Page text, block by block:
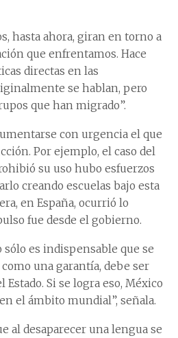
hasta ahora, giran en torno a
que enfrentamos. Hace
directas en las
se hablan, pero
que han migrado”.
con urgencia el que
Por ejemplo, el caso del
su uso hubo esfuerzos
creando escuelas bajo esta
en España, ocurrió lo
fue desde el gobierno.
sólo es indispensable que se
una garantía, debe ser
Si se logra eso, México
el ámbito mundial”, señala.
al desaparecer una lengua se